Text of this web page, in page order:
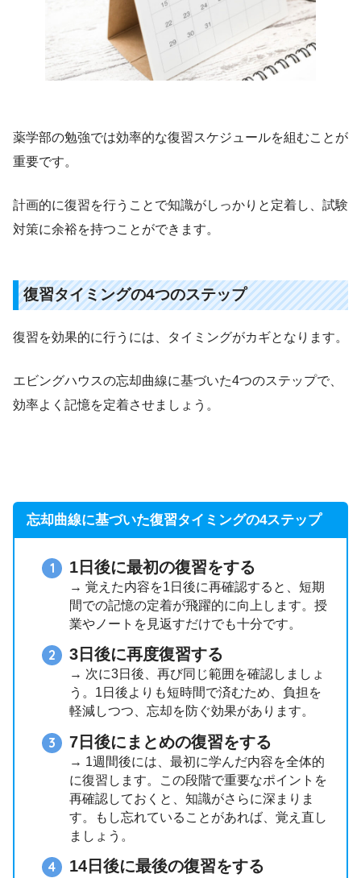
薬学部の勉強では効率的な復習スケジュールを組むことが
重要です。
計画的に復習を行うことで知識がしっかりと定着し、試験
対策に余裕を持つことができます。
復習タイミングの4つのステップ
復習を効果的に行うには、タイミングがカギとなります。
エビングハウスの忘却曲線に基づいた4つのステップで、
効率よく記憶を定着させましょう。
忘却曲線に基づいた復習タイミングの4ステップ
1日後に最初の復習をする
→ 覚えた内容を1日後に再確認すると、短期
間での記憶の定着が飛躍的に向上します。授
業やノートを見返すだけでも十分です。
3日後に再度復習する
→ 次に3日後、再び同じ範囲を確認しましょ
う。1日後よりも短時間で済むため、負担を
軽減しつつ、忘却を防ぐ効果があります。
7日後にまとめの復習をする
→ 1週間後には、最初に学んだ内容を全体的
に復習します。この段階で重要なポイントを
再確認しておくと、知識がさらに深まりま
す。もし忘れていることがあれば、覚え直し
ましょう。
14日後に最後の復習をする